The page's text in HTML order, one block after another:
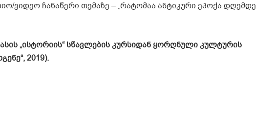
ვიდეო ჩანაწერი თემაზე – „რატომაა ანტიკური ეპოქა დღემდე
„ისტორიის“ სწავლების კურსიდან ყორღნული კულტურის
2019).